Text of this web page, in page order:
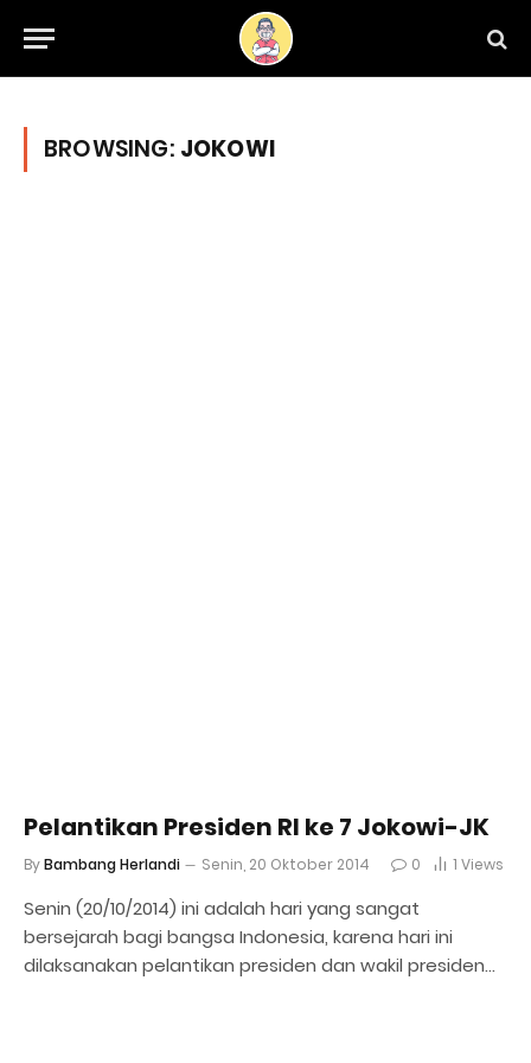
BROWSING: JOKOWI
Pelantikan Presiden RI ke 7 Jokowi-JK
ByBambang Herlandi Senin, 20 Oktober 2014 0 1 Views
Senin (20/10/2014) ini adalah hari yang sangat
bersejarah bagi bangsa Indonesia, karena hari ini
dilaksanakan pelantikan presiden dan wakil presiden…